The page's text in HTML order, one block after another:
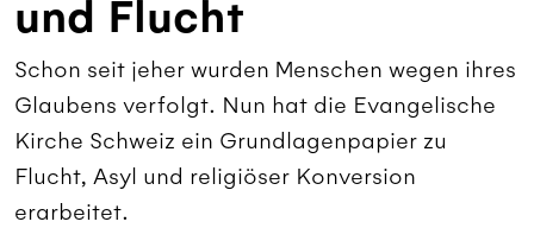
und Flucht
Schon seit jeher wurden Menschen wegen ihres
Glaubens verfolgt. Nun hat die Evangelische
Kirche Schweiz ein Grundlagenpapier zu
Flucht, Asyl und religiöser Konversion
erarbeitet.